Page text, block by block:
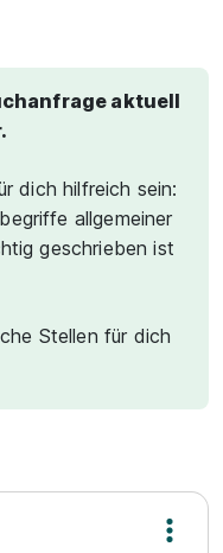
aktuell
dich hilfreich sein:
allgemeiner
geschrieben ist
Stellen für dich